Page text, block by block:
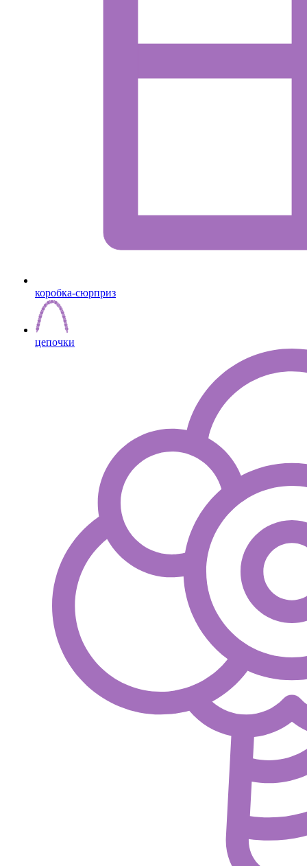
коробка-сюрприз
цепочки